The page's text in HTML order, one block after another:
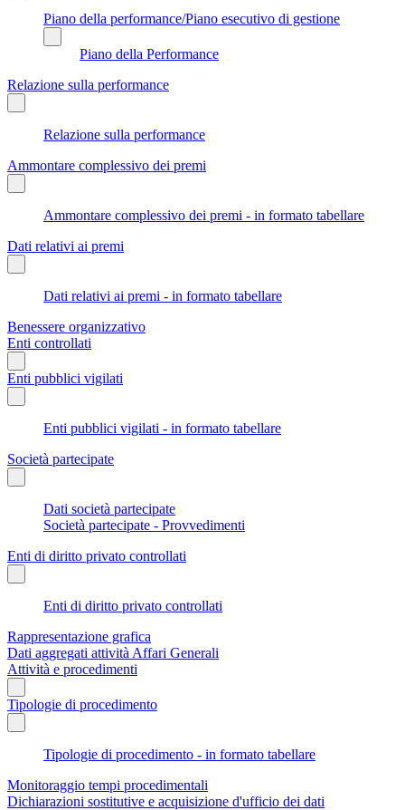
Piano della performance/Piano esecutivo di gestione
Piano della Performance
Relazione sulla performance
Relazione sulla performance
Ammontare complessivo dei premi
Ammontare complessivo dei premi - in formato tabellare
Dati relativi ai premi
Dati relativi ai premi - in formato tabellare
Benessere organizzativo
Enti controllati
Enti pubblici vigilati
Enti pubblici vigilati - in formato tabellare
Società partecipate
Dati società partecipate
Società partecipate - Provvedimenti
Enti di diritto privato controllati
Enti di diritto privato controllati
Rappresentazione grafica
Dati aggregati attività Affari Generali
Attività e procedimenti
Tipologie di procedimento
Tipologie di procedimento - in formato tabellare
Monitoraggio tempi procedimentali
Dichiarazioni sostitutive e acquisizione d'ufficio dei dati